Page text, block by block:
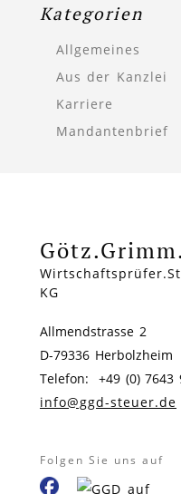
Kategorien
Allgemeines
Aus der Kanzlei
Karriere
Mandantenbrief
KG
Allmendstrasse 2
D-79336 Herbolzheim
Telefon: +49 (0) 7643
info@ggd-steuer.de
Folgen Sie uns auf